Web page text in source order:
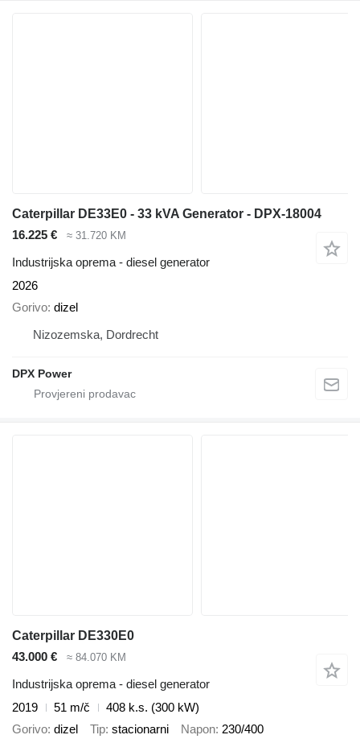
Caterpillar DE33E0 - 33 kVA Generator - DPX-18004
16.225 €
≈ 31.720 KM
Industrijska oprema - diesel generator
2026
Gorivo dizel
Nizozemska, Dordrecht
DPX Power
Caterpillar DE330E0
43.000 €
≈ 84.070 KM
Industrijska oprema - diesel generator
2019
51 m/č
408 k.s. (300 kW)
Gorivo dizel Tip stacionarni Napon 230/400